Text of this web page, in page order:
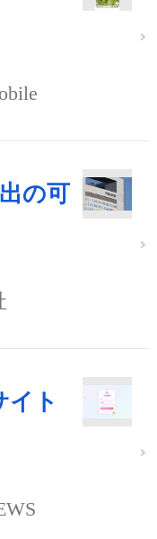
の可
イト